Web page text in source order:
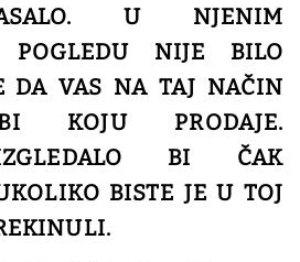
U NJENIM
POGLEDU NIJE BILO
DA VAS NA TAJ NAČIN
KOJU PRODAJE.
BI ČAK
BISTE JE U TOJ